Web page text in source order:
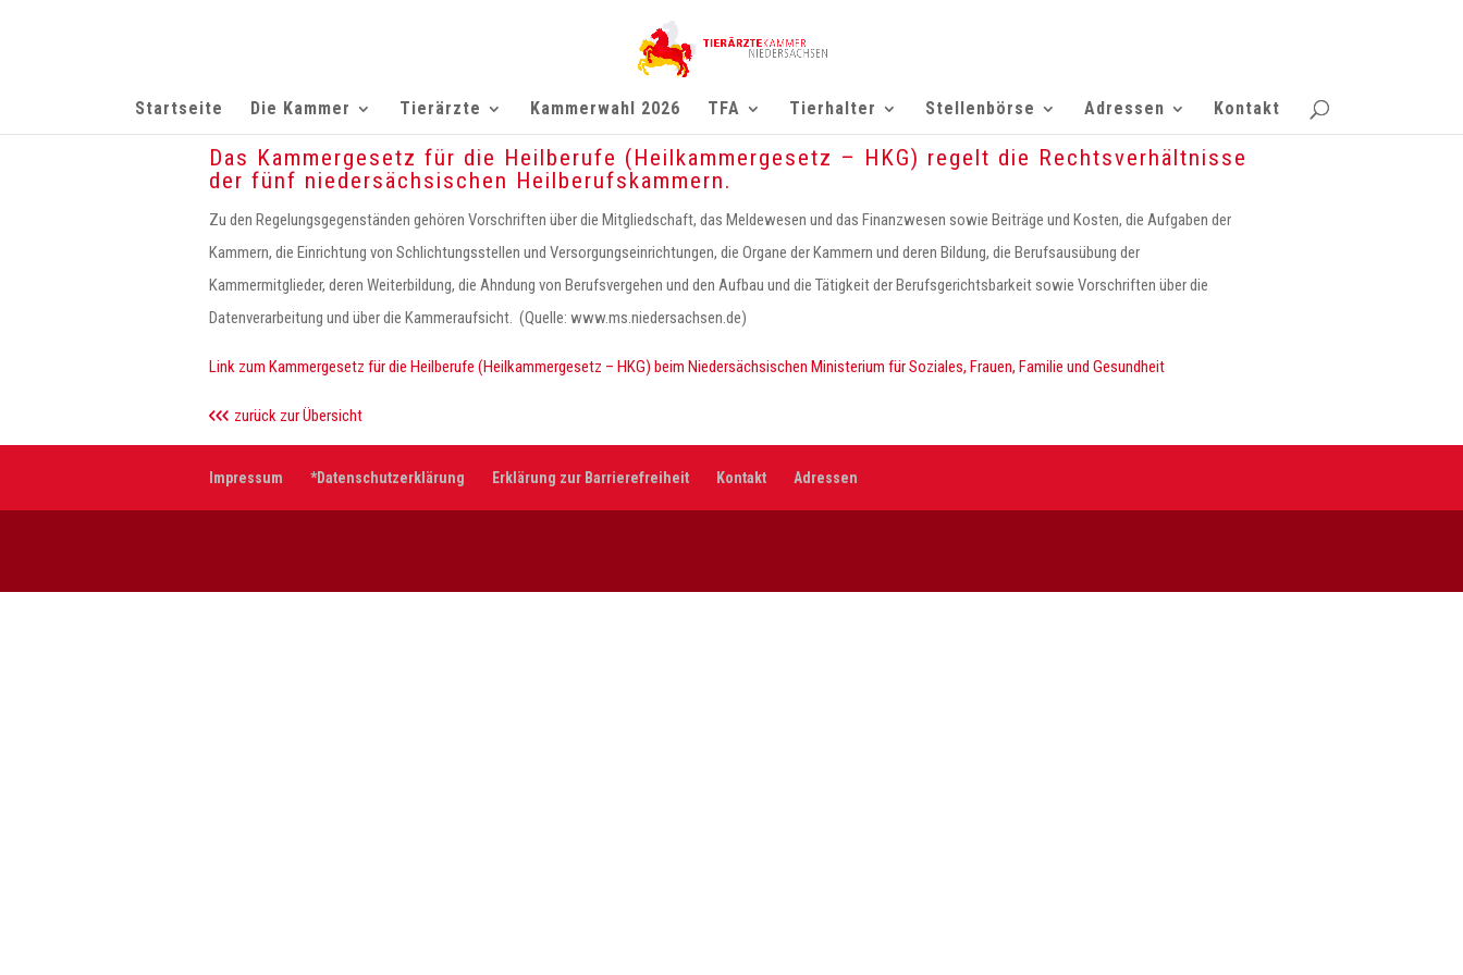
Startseite Die Kammer Tierärzte Kammerwahl 2026 TFA Tierhalter Stellenbörse Adressen Kontakt
Das Kammergesetz für die Heilberufe (Heilkammergesetz – HKG) regelt die Rechtsverhältnisse
der fünf niedersächsischen Heilberufskammern.
Zu den Regelungsgegenständen gehören Vorschriften über die Mitgliedschaft, das Meldewesen und das Finanzwesen sowie Beiträge und Kosten, die Aufgaben der
Kammern, die Einrichtung von Schlichtungsstellen und Versorgungseinrichtungen, die Organe der Kammern und deren Bildung, die Berufsausübung der
Kammermitglieder, deren Weiterbildung, die Ahndung von Berufsvergehen und den Aufbau und die Tätigkeit der Berufsgerichtsbarkeit sowie Vorschriften über die
Datenverarbeitung und über die Kammeraufsicht. (Quelle: www.ms.niedersachsen.de)
Link zum Kammergesetz für die Heilberufe (Heilkammergesetz – HKG) beim Niedersächsischen Ministerium für Soziales, Frauen, Familie und Gesundheit
zurück zur Übersicht
Impressum *Datenschutzerklärung Erklärung zur Barrierefreiheit Kontakt Adressen